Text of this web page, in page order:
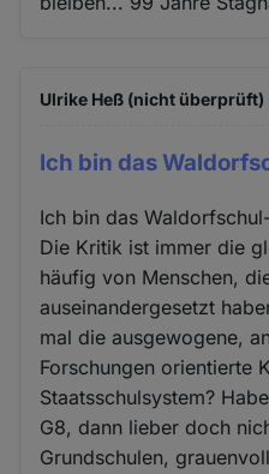
Ulrike Heß (nicht überprüft)
Ich bin das
Ich bin das
Die Kritik ist immer die
häufig von Menschen,
auseinandergesetzt
mal die ausgewogene,
Forschungen orientierte
Staatsschulsystem?
G8, dann lieber doch
Grundschulen,